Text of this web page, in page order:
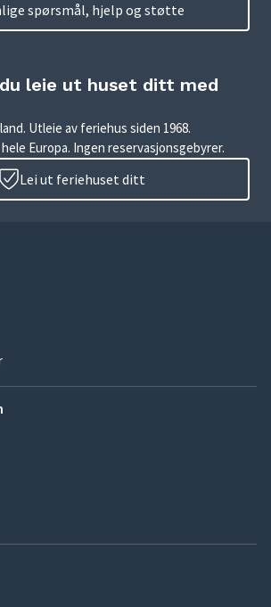
spørsmål, hjelp og støtte
leie ut huset ditt med
Utleie av feriehus siden 1968.
Europa. Ingen reservasjonsgebyrer.
Lei ut feriehuset ditt